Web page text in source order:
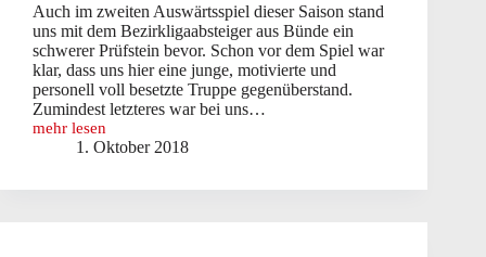
Auch im zweiten Auswärtsspiel dieser Saison stand
uns mit dem Bezirkligaabsteiger aus Bünde ein
schwerer Prüfstein bevor. Schon vor dem Spiel war
klar, dass uns hier eine junge, motivierte und
personell voll besetzte Truppe gegenüberstand.
Zumindest letzteres war bei uns…
mehr lesen
Unentschieden
Dünne
1. Oktober 2018